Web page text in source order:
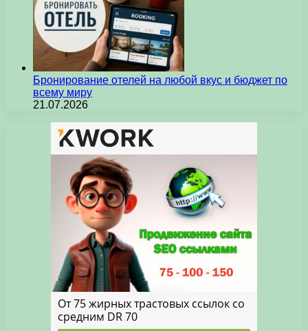
Бронирование отелей на любой вкус и бюджет по
всему миру
21.07.2026